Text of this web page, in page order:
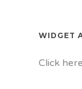
WIDGET
Click